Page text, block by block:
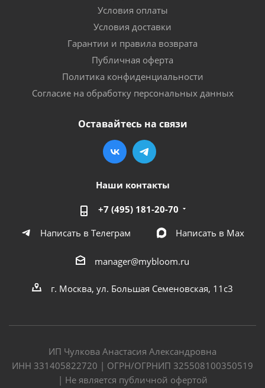
Условия оплаты
Условия доставки
Гарантии и правила возврата
Публичная оферта
Политика конфиденциальности
Согласие на обработку персональных данных
Оставайтесь на связи
Наши контакты
+7 (495) 181-20-70
Написать в Телеграм
Написать в Мах
manager@mybloom.ru
г. Москва, ул. Большая Семеновская, 11с3
ИП Чулкова Анастасия Александровна
ИНН 331405822720 | ОГРН/ОГРНИП 325508100350519
| Не является публичной офертой